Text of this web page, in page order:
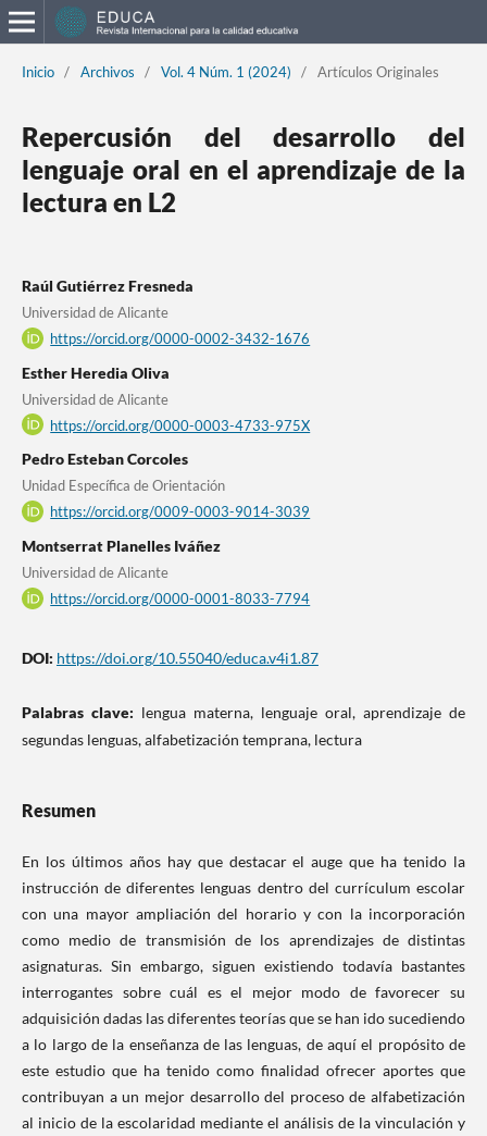
Inicio / Archivos / Vol. 4 Núm. 1 (2024) / Artículos Originales
Repercusión del desarrollo del
lenguaje oral en el aprendizaje de la
lectura en L2
Raúl Gutiérrez Fresneda
Universidad de Alicante
https://orcid.org/0000-0002-3432-1676
Esther Heredia Oliva
Universidad de Alicante
https://orcid.org/0000-0003-4733-975X
Pedro Esteban Corcoles
Unidad Específica de Orientación
https://orcid.org/0009-0003-9014-3039
Montserrat Planelles Iváñez
Universidad de Alicante
https://orcid.org/0000-0001-8033-7794
DOI: https://doi.org/10.55040/educa.v4i1.87
Palabras clave: lengua materna, lenguaje oral, aprendizaje de
segundas lenguas, alfabetización temprana, lectura
Resumen
En los últimos años hay que destacar el auge que ha tenido la
instrucción de diferentes lenguas dentro del currículum escolar
con una mayor ampliación del horario y con la incorporación
como medio de transmisión de los aprendizajes de distintas
asignaturas. Sin embargo, siguen existiendo todavía bastantes
interrogantes sobre cuál es el mejor modo de favorecer su
adquisición dadas las diferentes teorías que se han ido sucediendo
a lo largo de la enseñanza de las lenguas, de aquí el propósito de
este estudio que ha tenido como finalidad ofrecer aportes que
contribuyan a un mejor desarrollo del proceso de alfabetización
al inicio de la escolaridad mediante el análisis de la vinculación y